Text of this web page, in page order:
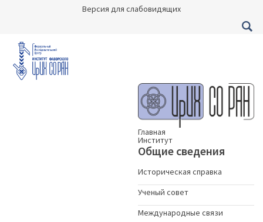
Версия для слабовидящих
Главная
Институт
Общие сведения
Историческая справка
Ученый совет
Международные связи